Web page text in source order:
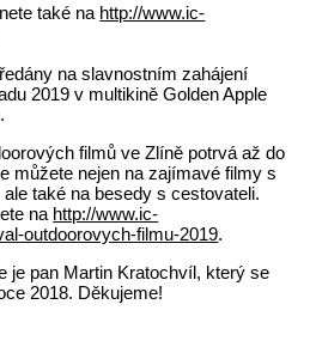
také na http://www.ic-
na slavnostním zahájení
2019 v multikině Golden Apple
filmů ve Zlíně potrvá až do
můžete nejen na zajímavé filmy s
také na besedy s cestovateli.
na http://www.ic-
outdoorovych-filmu-2019.
je pan Martin Kratochvíl, který se
2018. Děkujeme!